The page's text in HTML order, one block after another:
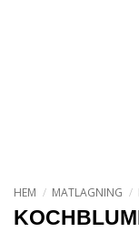
HEM / MATLAGNING /